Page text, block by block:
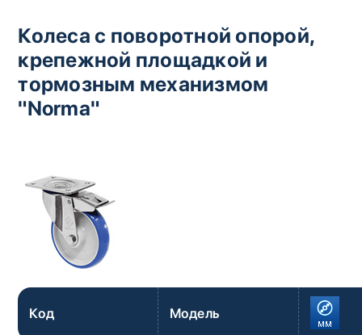
Колеса с поворотной опорой,
крепежной площадкой и
тормозным механизмом
"Norma"
Код Модель